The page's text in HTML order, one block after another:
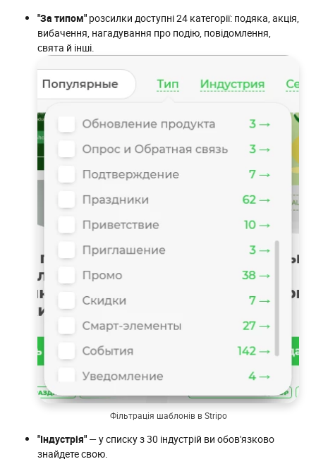
"За типом" розсилки доступні 24 категорії: подяка, акція,
вибачення, нагадування про подію, повідомлення,
свята й інші.
Фільтрація шаблонів в Stripo
"Індустрія" — у списку з 30 індустрій ви обов'язково
знайдете свою.